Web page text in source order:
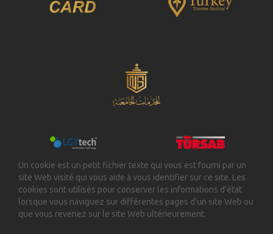
Un cookie est un petit fichier texte qui vous est fourni par un
site Web visité qui vous aide à vous identifier sur ce site. Les
cookies sont utilisés pour conserver les informations d'état
lorsque vous naviguez sur différentes pages d'un site Web ou
que vous revenez sur le site Web ultérieurement.